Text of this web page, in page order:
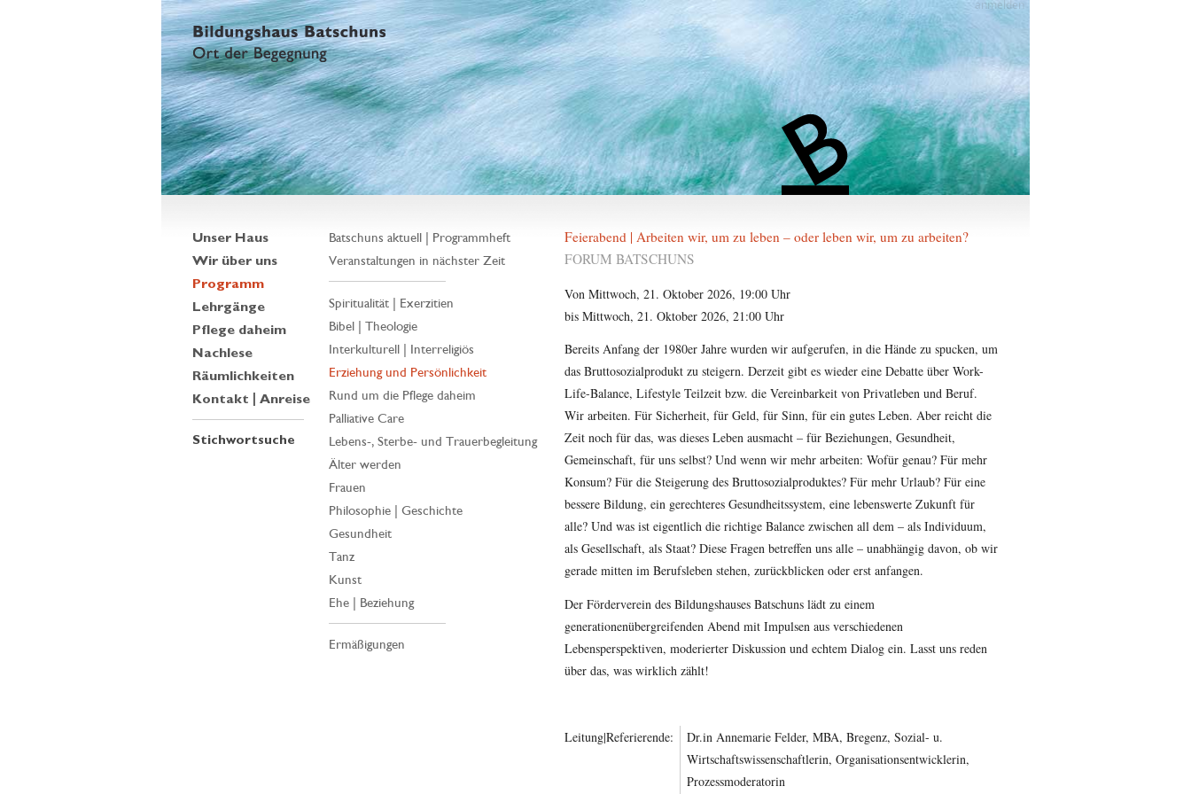
anmelden
Unser Haus
Wir über uns
Programm
Lehrgänge
Pflege daheim
Nachlese
Räumlichkeiten
Kontakt | Anreise
Stichwortsuche
Batschuns aktuell | Programmheft
Veranstaltungen in nächster Zeit
Spiritualität | Exerzitien
Bibel | Theologie
Interkulturell | Interreligiös
Erziehung und Persönlichkeit
Rund um die Pflege daheim
Palliative Care
Lebens-, Sterbe- und Trauerbegleitung
Älter werden
Frauen
Philosophie | Geschichte
Gesundheit
Tanz
Kunst
Ehe | Beziehung
Ermäßigungen
Feierabend | Arbeiten wir, um zu leben – oder leben wir, um zu arbeiten?
FORUM BATSCHUNS
Von Mittwoch, 21. Oktober 2026, 19:00 Uhr
bis Mittwoch, 21. Oktober 2026, 21:00 Uhr
Bereits Anfang der 1980er Jahre wurden wir aufgerufen, in die Hände zu spucken, um
das Bruttosozialprodukt zu steigern. Derzeit gibt es wieder eine Debatte über Work-
Life-Balance, Lifestyle Teilzeit bzw. die Vereinbarkeit von Privatleben und Beruf.
Wir arbeiten. Für Sicherheit, für Geld, für Sinn, für ein gutes Leben. Aber reicht die
Zeit noch für das, was dieses Leben ausmacht – für Beziehungen, Gesundheit,
Gemeinschaft, für uns selbst? Und wenn wir mehr arbeiten: Wofür genau? Für mehr
Konsum? Für die Steigerung des Bruttosozialproduktes? Für mehr Urlaub? Für eine
bessere Bildung, ein gerechteres Gesundheitssystem, eine lebenswerte Zukunft für
alle? Und was ist eigentlich die richtige Balance zwischen all dem – als Individuum,
als Gesellschaft, als Staat? Diese Fragen betreffen uns alle – unabhängig davon, ob wir
gerade mitten im Berufsleben stehen, zurückblicken oder erst anfangen.
Der Förderverein des Bildungshauses Batschuns lädt zu einem
generationenübergreifenden Abend mit Impulsen aus verschiedenen
Lebensperspektiven, moderierter Diskussion und echtem Dialog ein. Lasst uns reden
über das, was wirklich zählt!
Leitung|Referierende:
Dr.in Annemarie Felder, MBA, Bregenz, Sozial- u.
Wirtschaftswissenschaftlerin, Organisationsentwicklerin,
Prozessmoderatorin